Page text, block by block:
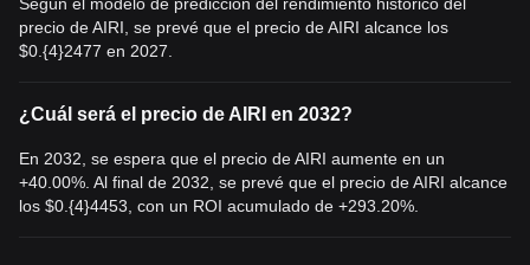
precio de AIRI, se prevé que el precio de AIRI alcance los
$0.{4}2477 en 2027.
¿Cuál será el precio de AIRI en 2032?
En 2032, se espera que el precio de AIRI aumente en un
+40.00%. Al final de 2032, se prevé que el precio de AIRI alcance
los $0.{4}4453 , con un ROI acumulado de +293.20%.